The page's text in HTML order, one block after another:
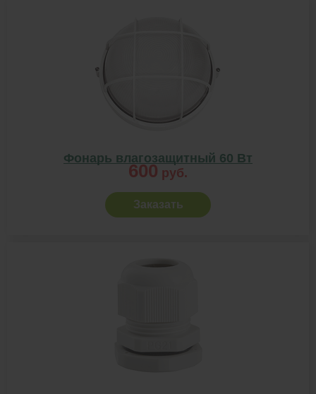
Фонарь влагозащитный 60 Вт
600 руб.
Заказать